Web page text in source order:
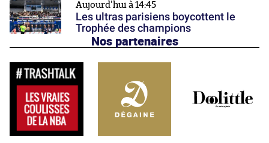
Aujourd'hui à 14:45
Les ultras parisiens boycottent le
Trophée des champions
Nos partenaires